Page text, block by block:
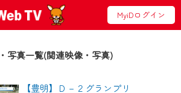
MyiDログイン
真一覧(関連映像・写真)
【豊明】Ｄ－２グランプリ
お知らせ